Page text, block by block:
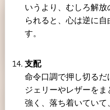
いうより、むしろ解
られると、心は逆に
す。
支配
命令口調で押し切る
ジェリーやレザーをま
強く、落ち着いてい